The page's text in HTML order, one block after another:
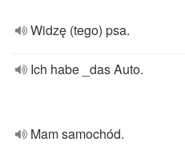
Widzę (tego) psa.
Ich habe _das Auto.
Mam samochód.